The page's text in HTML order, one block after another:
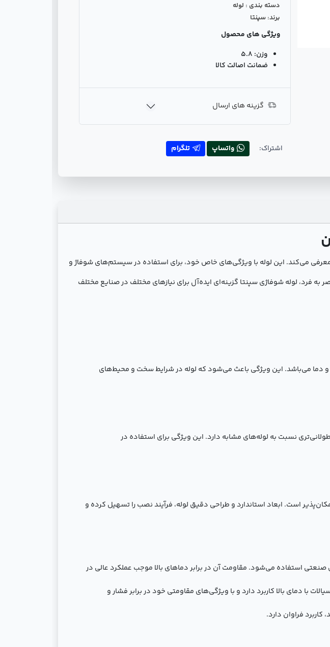
دسته بندی : لوله
برند: سپنتا
ویژگی های محصول
وزن: 5.8
ضمانت اصالت کالا
گزینه های ارسال
اشتراک: واتساپ تلگرام
از محصولات اصلی خود معرفی می‌کند. این لوله با ویژگی‌های خاص خود، برای استفاده در سیستم‌های شوفاژ و
فرد، لوله شوفاژی سپنتا گزینه‌ای ایده‌آل برای نیازهای مختلف در صنایع مختلف
و دما می‌باشد. این ویژگی باعث می‌شود که لوله در شرایط سخت و محیط‌های
نسبت به لوله‌های مشابه دارد. این ویژگی برای استفاده در
است. ابعاد استاندارد و طراحی دقیق لوله، فرآیند نصب را تسهیل کرده و
استفاده می‌شود. مقاومت آن در برابر دماهای بالا موجب عملکرد عالی در
با دمای بالا کاربرد دارد و با ویژگی‌های مقاومتی خود در برابر فشار و
کاربرد فراوان دارد.